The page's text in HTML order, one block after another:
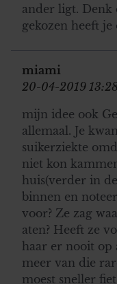
ander ligt. Denk
gekozen heeft
miami
20-04-2019
mijn idee ook
allemaal. Je
suikerziekte
niet kon
huis(verder in
binnen en
voor? Ze zag
aten? Heeft ze
haar er nooit op
meer van die
moest sneller